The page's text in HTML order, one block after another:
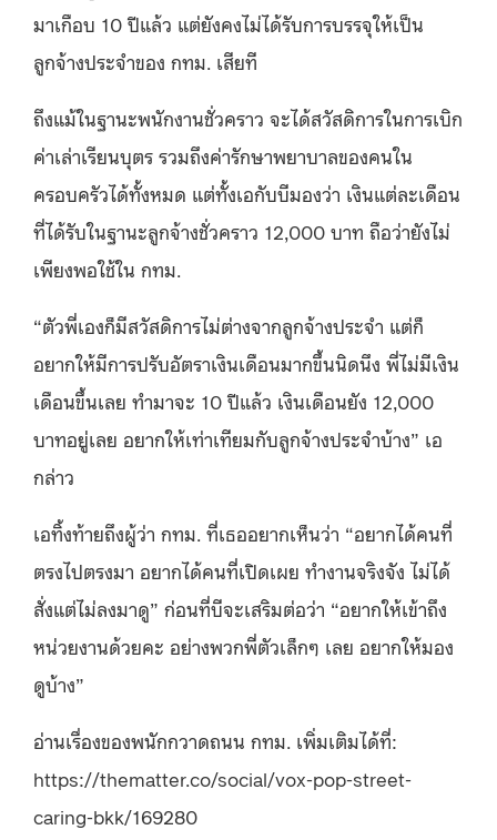
มาเกือบ 10 ปีแล้ว แต่ยังคงไม่ได้รับการบรรจุให้เป็น
ลูกจ้างประจำของ กทม. เสียที
ถึงแม้ในฐานะพนักงานชั่วคราว จะได้สวัสดิการในการเบิก
ค่าเล่าเรียนบุตร รวมถึงค่ารักษาพยาบาลของคนใน
ครอบครัวได้ทั้งหมด แต่ทั้งเอกับบีมองว่า เงินแต่ละเดือน
ที่ได้รับในฐานะลูกจ้างชั่วคราว 12,000 บาท ถือว่ายังไม่
เพียงพอใช้ใน กทม.
“ตัวพี่เองก็มีสวัสดิการไม่ต่างจากลูกจ้างประจำ แต่ก็
อยากให้มีการปรับอัตราเงินเดือนมากขึ้นนิดนึง พี่ไม่มีเงิน
เดือนขึ้นเลย ทำมาจะ 10 ปีแล้ว เงินเดือนยัง 12,000
บาทอยู่เลย อยากให้เท่าเทียมกับลูกจ้างประจำบ้าง” เอ
กล่าว
เอทิ้งท้ายถึงผู้ว่า กทม. ที่เธออยากเห็นว่า “อยากได้คนที่
ตรงไปตรงมา อยากได้คนที่เปิดเผย ทำงานจริงจัง ไม่ได้
สั่งแต่ไม่ลงมาดู” ก่อนที่บีจะเสริมต่อว่า “อยากให้เข้าถึง
หน่วยงานด้วยคะ อย่างพวกพี่ตัวเล็กๆ เลย อยากให้มอง
ดูบ้าง”
อ่านเรื่องของพนักกวาดถนน กทม. เพิ่มเติมได้ที่:
https://thematter.co/social/vox-pop-street-
caring-bkk/169280